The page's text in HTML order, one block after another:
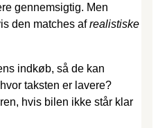
gennemsigtig. Men
den matches afrealistiske
indkøb, så de kan
taksten er lavere?
hvis bilen ikke står klar